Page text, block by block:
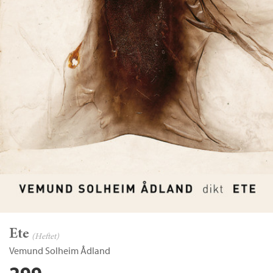
Ete (Heftet)
Vemund Solheim Ådland